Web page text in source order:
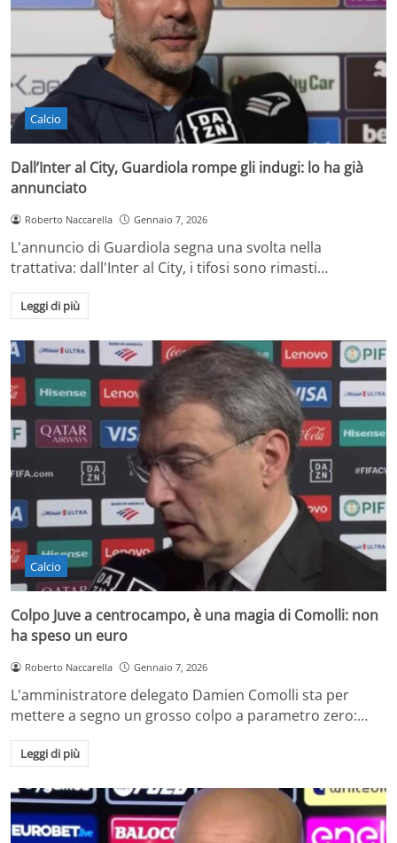
Calcio
Dall’Inter al City, Guardiola rompe gli indugi: lo ha già
annunciato
Roberto Naccarella Gennaio 7, 2026
L'annuncio di Guardiola segna una svolta nella
trattativa: dall'Inter al City, i tifosi sono rimasti…
Leggi di più
Calcio
Colpo Juve a centrocampo, è una magia di Comolli: non
ha speso un euro
Roberto Naccarella Gennaio 7, 2026
L'amministratore delegato Damien Comolli sta per
mettere a segno un grosso colpo a parametro zero:…
Leggi di più